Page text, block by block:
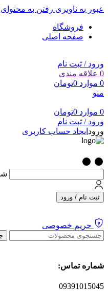
عبور به ناوبری رفتن به
فروشگاه
صفحه اصلی
ورود / ثبت نام
0 علاقه مندی
0 موارد 0تومان
منو
0 موارد 0تومان
ورود / ثبت نام
ورود ایجاد حساب کاربری
ثبت نام / ورود
حریم خصوصی
شماره تماس:
09391015045